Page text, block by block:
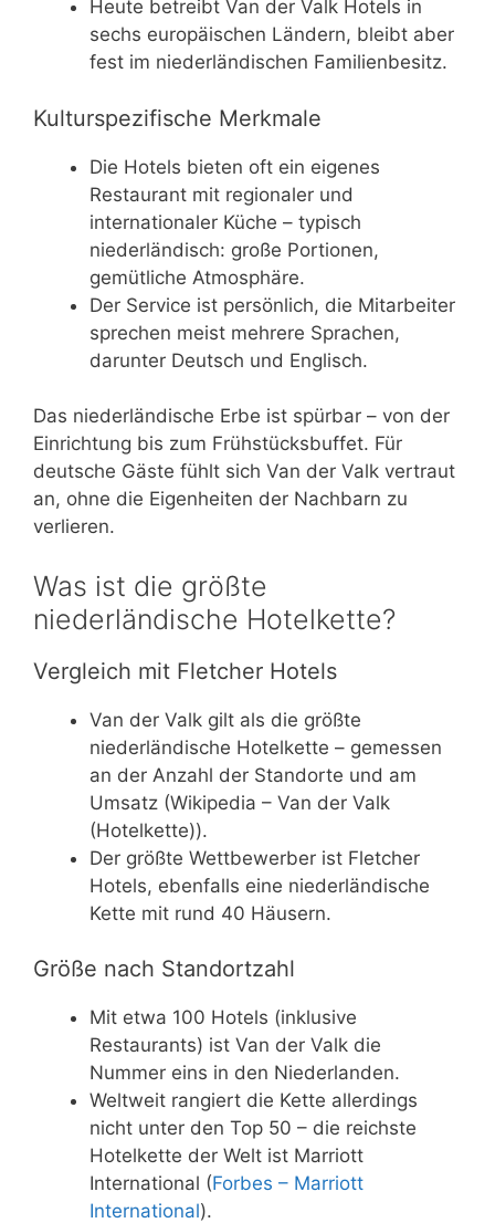
Heute betreibt Van der Valk Hotels in
sechs europäischen Ländern, bleibt aber
fest im niederländischen Familienbesitz.
Kulturspezifische Merkmale
Die Hotels bieten oft ein eigenes
Restaurant mit regionaler und
internationaler Küche – typisch
niederländisch: große Portionen,
gemütliche Atmosphäre.
Der Service ist persönlich, die Mitarbeiter
sprechen meist mehrere Sprachen,
darunter Deutsch und Englisch.
Das niederländische Erbe ist spürbar – von der
Einrichtung bis zum Frühstücksbuffet. Für
deutsche Gäste fühlt sich Van der Valk vertraut
an, ohne die Eigenheiten der Nachbarn zu
verlieren.
Was ist die größte
niederländische Hotelkette?
Vergleich mit Fletcher Hotels
Van der Valk gilt als die größte
niederländische Hotelkette – gemessen
an der Anzahl der Standorte und am
Umsatz (Wikipedia – Van der Valk
(Hotelkette)).
Der größte Wettbewerber ist Fletcher
Hotels, ebenfalls eine niederländische
Kette mit rund 40 Häusern.
Größe nach Standortzahl
Mit etwa 100 Hotels (inklusive
Restaurants) ist Van der Valk die
Nummer eins in den Niederlanden.
Weltweit rangiert die Kette allerdings
nicht unter den Top 50 – die reichste
Hotelkette der Welt ist Marriott
International (Forbes – Marriott
International).